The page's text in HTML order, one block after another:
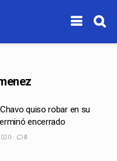
quiso robar en su
encerrado
0